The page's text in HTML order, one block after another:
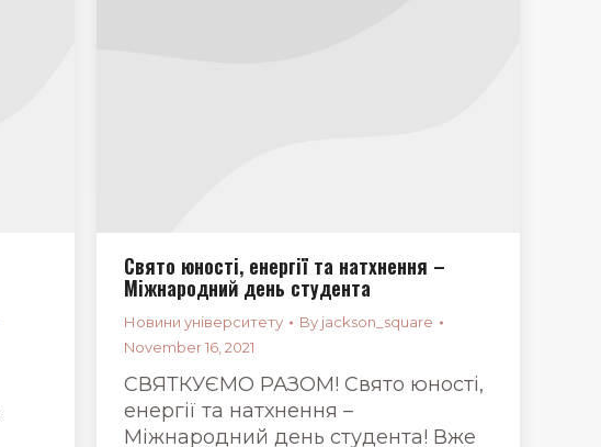
Свято юності, енергії та натхнення –
Міжнародний день студента
Новини університету By jackson_square
November 16, 2021
СВЯТКУЄМО РАЗОМ! Свято юності,
енергії та натхнення –
Міжнародний день студента! Вже